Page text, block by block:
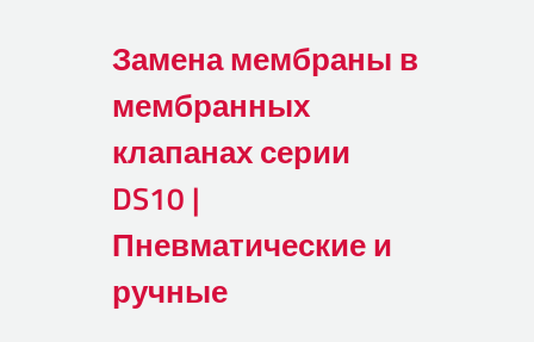
Замена мембраны в
мембранных
клапанах серии
DS10 |
Пневматические и
ручные